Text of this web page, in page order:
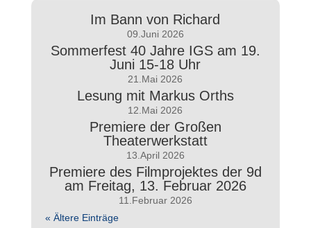
Im Bann von Richard
09.Juni 2026
Sommerfest 40 Jahre IGS am 19.
Juni 15-18 Uhr
21.Mai 2026
Lesung mit Markus Orths
12.Mai 2026
Premiere der Großen
Theaterwerkstatt
13.April 2026
Premiere des Filmprojektes der 9d
am Freitag, 13. Februar 2026
11.Februar 2026
« Ältere Einträge